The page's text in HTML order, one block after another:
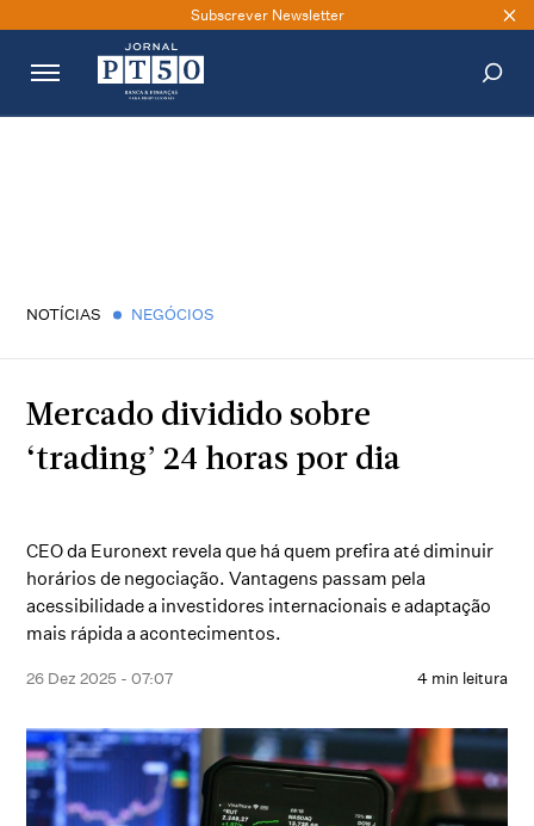
Subscrever Newsletter
NOTÍCIAS NEGÓCIOS
Mercado dividido sobre
‘trading’ 24 horas por dia
CEO da Euronext revela que há quem prefira até diminuir
horários de negociação. Vantagens passam pela
acessibilidade a investidores internacionais e adaptação
mais rápida a acontecimentos.
26 Dez 2025 - 07:07 4 min leitura